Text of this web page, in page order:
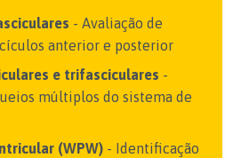
- Avaliação de
anterior e posterior
e trifasciculares -
múltiplos do sistema de
(WPW) - Identificação